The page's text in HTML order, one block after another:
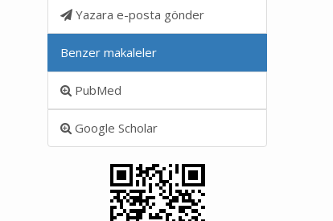
Yazara e-posta gönder
Benzer makaleler
PubMed
Google Scholar